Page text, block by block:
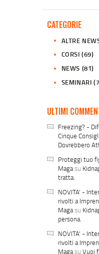
CATEGORIE
ALTRE
CORSI (69)
NEWS (81)
SEMINARI
ULTIMI
Freezing? -
Cinque
Dovrebbero
Proteggi tuo
Magasu
tratta.
NOVITA' -
rivolti a
Magasu
persona.
NOVITA' -
rivolti a
MagasuVuoi